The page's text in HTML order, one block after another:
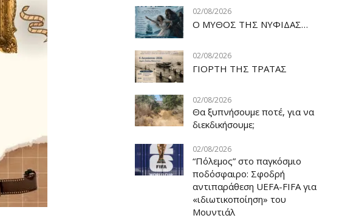
02/08/2026
Ο ΜΥΘΟΣ ΤΗΣ ΝΥΦΙΔΑΣ…
02/08/2026
ΓΙΟΡΤΗ ΤΗΣ ΤΡΑΤΑΣ
02/08/2026
Θα ξυπνήσουμε ποτέ, για να
διεκδικήσουμε;
02/08/2026
“Πόλεμος” στο παγκόσμιο
ποδόσφαιρο: Σφοδρή
αντιπαράθεση UEFA-FIFA για
«ιδιωτικοποίηση» του
Μουντιάλ